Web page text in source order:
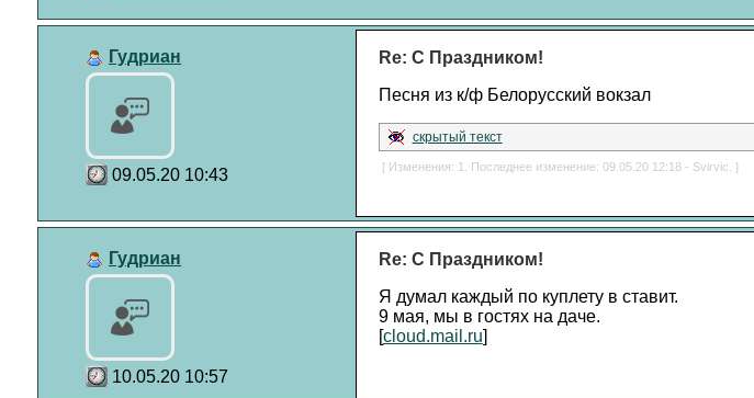
Гудриан
09.05.20 10:43
Re: С Праздником!
Песня из к/ф Белорусский вокзал
скрытый текст
[ Изменения: 1. Последнее изменение: 09.05.20 12:18 - Svirvic. ]
Гудриан
10.05.20 10:57
Re: С Праздником!
Я думал каждый по куплету в ставит.
9 мая, мы в гостях на даче.
[cloud.mail.ru]